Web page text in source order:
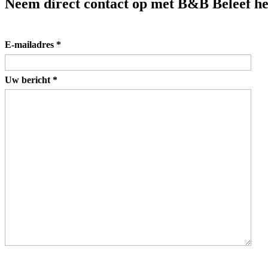
Neem direct contact op met B&B Beleef
E-mailadres *
Uw bericht *